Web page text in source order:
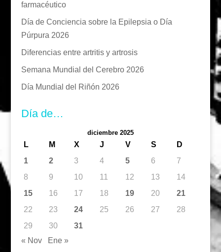
farmacéutico
Día de Conciencia sobre la Epilepsia o Día
Púrpura 2026
Diferencias entre artritis y artrosis
Semana Mundial del Cerebro 2026
Día Mundial del Riñón 2026
Día de…
diciembre 2025
L M X J V S
D
1
2 3 4 5 6
7
8
9 10 11 12 13
14
15
16 17 18 19 20
21
22
23 24 25 26 27
28
29
30
31
« Nov
Ene »